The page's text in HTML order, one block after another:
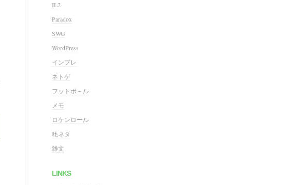
IL2
Paradox
SWG
WordPress
インプレ
ネトゲ
フットボ－ル
メモ
ロケンロール
粍ネタ
雑文
LINKS